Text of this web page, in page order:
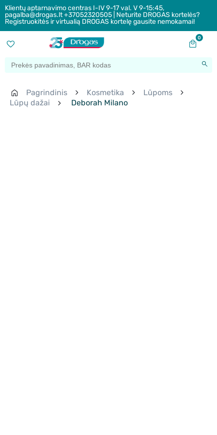
Klientų aptarnavimo centras I-IV 9-17 val. V 9-15:45,
pagalba@drogas.lt +37052320505 | Neturite DROGAS kortelės?
Registruokitės ir virtualią DROGAS kortelę gausite nemokamai!
0
Pagrindinis Kosmetika
Lūpoms
Lūpų dažai
Deborah Milano